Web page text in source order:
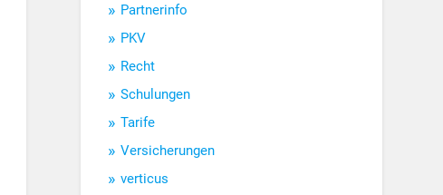
Partnerinfo
PKV
Recht
Schulungen
Tarife
Versicherungen
verticus